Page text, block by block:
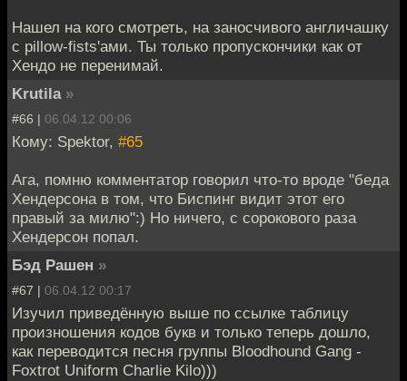
Нашел на кого смотреть, на заносчивого англичашку
с pillow-fists'ами. Ты только пропускончики как от
Хендо не перенимай.
Krutila »
#66 | 06.04.12 00:06
Кому: Spektor, #65
Ага, помню комментатор говорил что-то вроде "беда
Хендерсона в том, что Биспинг видит этот его
правый за милю":) Но ничего, с сорокового раза
Хендерсон попал.
Бэд Рашен »
#67 | 06.04.12 00:17
Изучил приведённую выше по ссылке таблицу
произношения кодов букв и только теперь дошло,
как переводится песня группы Bloodhound Gang -
Foxtrot Uniform Charlie Kilo)))